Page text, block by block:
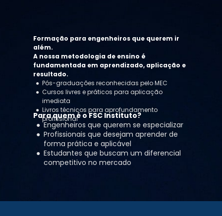
Para quem é o FSC Instituto?
Engenheiros que querem se especializar
Profissionais que desejam aprender de
forma prática e aplicável
Estudantes que buscam um diferencial
competitivo no mercado
Formação para engenheiros que querem ir
além.
A nossa metodologia de ensino é
fundamentada em aprendizado, aplicação e
resultado.
Pós-graduações reconhecidas pelo MEC
Cursos livres e práticos para aplicação
imediata
Livros técnicos para aprofundamento
profissional